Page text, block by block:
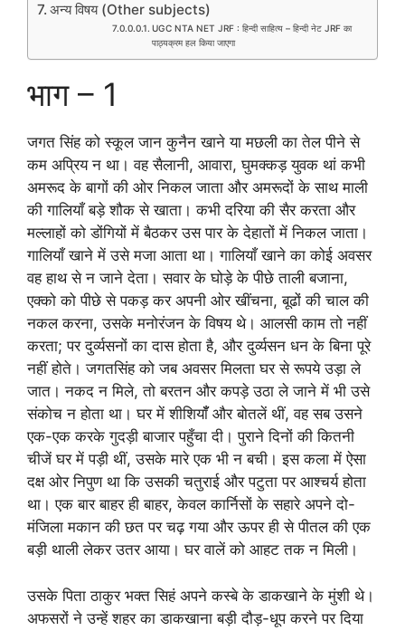
अन्य विषय (Other subjects)
UGC NTA NET JRF : हिन्दी साहित्य – हिन्दी नेट JRF का
पाठ्यक्रम हल किया जाएगा
भाग – 1
जगत सिंह को स्कूल जान कुनैन खाने या मछली का तेल पीने से
कम अप्रिय न था। वह सैलानी, आवारा, घुमक्कड़ युवक थां कभी
अमरूद के बागों की ओर निकल जाता और अमरूदों के साथ माली
की गालियाँ बड़े शौक से खाता। कभी दरिया की सैर करता और
मल्लाहों को डोंगियों में बैठकर उस पार के देहातों में निकल जाता।
गालियाँ खाने में उसे मजा आता था। गालियाँ खाने का कोई अवसर
वह हाथ से न जाने देता। सवार के घोड़े के पीछे ताली बजाना,
एक्को को पीछे से पकड़ कर अपनी ओर खींचना, बूढों की चाल की
नकल करना, उसके मनोरंजन के विषय थे। आलसी काम तो नहीं
करता; पर दुर्व्यसनों का दास होता है, और दुर्व्यसन धन के बिना पूरे
नहीं होते। जगतसिंह को जब अवसर मिलता घर से रूपये उड़ा ले
जात। नकद न मिले, तो बरतन और कपड़े उठा ले जाने में भी उसे
संकोच न होता था। घर में शीशियॉँ और बोतलें थीं, वह सब उसने
एक-एक करके गुदड़ी बाजार पहुँचा दी। पुराने दिनों की कितनी
चीजें घर में पड़ी थीं, उसके मारे एक भी न बची। इस कला में ऐसा
दक्ष ओर निपुण था कि उसकी चतुराई और पटुता पर आश्चर्य होता
था। एक बार बाहर ही बाहर, केवल कार्निसों के सहारे अपने दो-
मंजिला मकान की छत पर चढ़ गया और ऊपर ही से पीतल की एक
बड़ी थाली लेकर उतर आया। घर वालें को आहट तक न मिली।
उसके पिता ठाकुर भक्त सिहं अपने कस्बे के डाकखाने के मुंशी थे।
अफसरों ने उन्हें शहर का डाकखाना बड़ी दौड़-धूप करने पर दिया